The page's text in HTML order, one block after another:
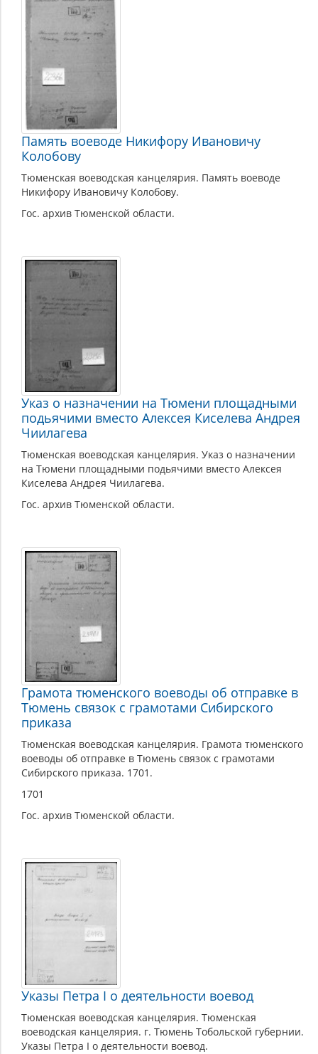
Память воеводе Никифору Ивановичу
Колобову
Тюменская воеводская канцелярия. Память воеводе
Никифору Ивановичу Колобову.
Гос. архив Тюменской области.
Указ о назначении на Тюмени площадными
подьячими вместо Алексея Киселева Андрея
Чиилагева
Тюменская воеводская канцелярия. Указ о назначении
на Тюмени площадными подьячими вместо Алексея
Киселева Андрея Чиилагева.
Гос. архив Тюменской области.
Грамота тюменского воеводы об отправке в
Тюмень связок с грамотами Сибирского
приказа
Тюменская воеводская канцелярия. Грамота тюменского
воеводы об отправке в Тюмень связок с грамотами
Сибирского приказа. 1701.
1701
Гос. архив Тюменской области.
Указы Петра I о деятельности воевод
Тюменская воеводская канцелярия. Тюменская
воеводская канцелярия. г. Тюмень Тобольской губернии.
Указы Петра I о деятельности воевод.